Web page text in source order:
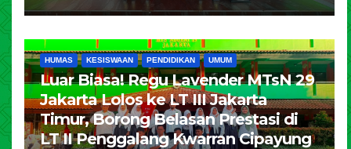
HUMAS KESISWAAN PENDIDIKAN UMUM
Luar Biasa! Regu Lavender MTsN 29
Jakarta Lolos ke LT III Jakarta
Timur, Borong Belasan Prestasi di
LT II Penggalang Kwarran Cipayung